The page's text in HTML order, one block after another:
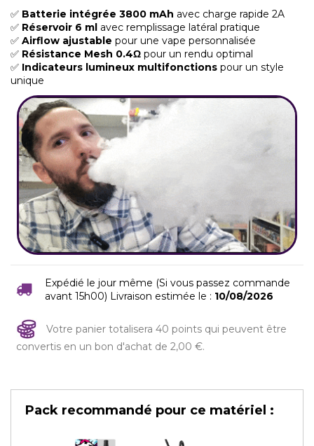
✅ Batterie intégrée 3800 mAh avec charge rapide 2A
✅ Réservoir 6 ml avec remplissage latéral pratique
✅ Airflow ajustable pour une vape personnalisée
✅ Résistance Mesh 0.4Ω pour un rendu optimal
✅ Indicateurs lumineux multifonctions pour un style
unique
Expédié le jour même (Si vous passez commande
avant 15h00) Livraison estimée le : 10/08/2026
Votre panier totalisera 40 points qui peuvent être
convertis en un bon d'achat de 2,00 €.
Pack recommandé pour ce matériel :